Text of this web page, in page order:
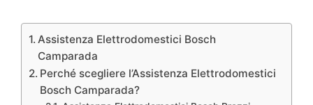
Assistenza Elettrodomestici Bosch
Camparada
Perché scegliere l’Assistenza Elettrodomestici
Bosch Camparada?